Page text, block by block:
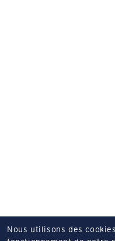
Nous utilisons des